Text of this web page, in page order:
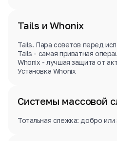
Tails и Whonix
Tails. Пара советов перед
Tails - самая приватная
Whonix - лучшая защита от
Установка Whonix
Системы массовой
Тотальная слежка: добро или